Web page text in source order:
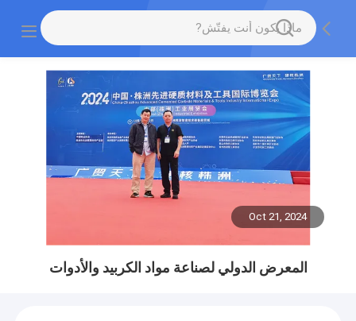
Oct 21, 2024
المعرض الدولي لصناعة مواد الكربيد والأدوات